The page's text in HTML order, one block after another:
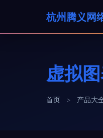
虚拟
首页 > 产品大